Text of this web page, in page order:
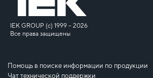
IEK GROUP (c) 1999 – 2026
Все права защищены
Помощь в поиске информации по продукции
Чат технической поддержки